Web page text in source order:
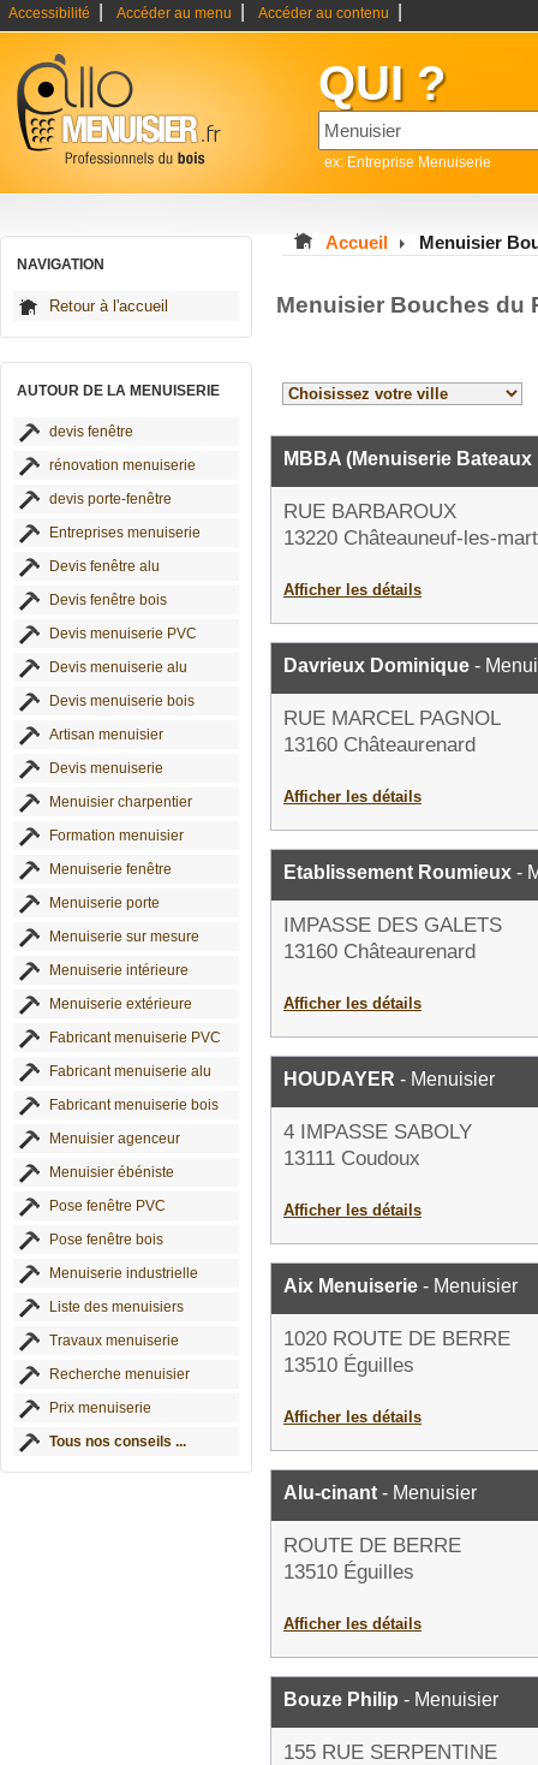
Accessibilité Accéder au menu Accéder au contenu
QUI ?
ex: Entreprise Menuiserie
NAVIGATION
Retour à l'accueil
AUTOUR DE LA MENUISERIE
devis fenêtre
rénovation menuiserie
devis porte-fenêtre
Entreprises menuiserie
Devis fenêtre alu
Devis fenêtre bois
Devis menuiserie PVC
Devis menuiserie alu
Devis menuiserie bois
Artisan menuisier
Devis menuiserie
Menuisier charpentier
Formation menuisier
Menuiserie fenêtre
Menuiserie porte
Menuiserie sur mesure
Menuiserie intérieure
Menuiserie extérieure
Fabricant menuiserie PVC
Fabricant menuiserie alu
Fabricant menuiserie bois
Menuisier agenceur
Menuisier ébéniste
Pose fenêtre PVC
Pose fenêtre bois
Menuiserie industrielle
Liste des menuisiers
Travaux menuiserie
Recherche menuisier
Prix menuiserie
Tous nos conseils ...
Accueil Menuisier
Menuisier Bouches du
MBBA (Menuiserie
RUE BARBAROUX
13220 Châteauneuf-les-
Afficher les détails
Davrieux Dominique -
RUE MARCEL PAGNOL
13160 Châteaurenard
Afficher les détails
Etablissement Roumieux -
IMPASSE DES GALETS
13160 Châteaurenard
Afficher les détails
HOUDAYER - Menuisier
4 IMPASSE SABOLY
13111 Coudoux
Afficher les détails
Aix Menuiserie - Menuisier
1020 ROUTE DE BERRE
13510 Éguilles
Afficher les détails
Alu-cinant - Menuisier
ROUTE DE BERRE
13510 Éguilles
Afficher les détails
Bouze Philip - Menuisier
155 RUE SERPENTINE